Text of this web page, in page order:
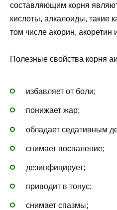
составляющим корня
кислоты, алкалоиды, такие
том числе акорин, акоретин
Полезные свойства корня
избавляет от боли;
понижает жар;
обладает седативным
снимает воспаление;
дезинфицирует;
приводит в тонус;
снимает спазмы;